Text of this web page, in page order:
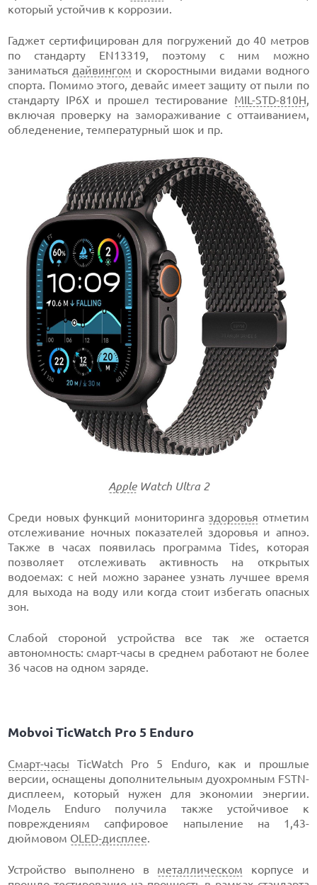
который устойчив к коррозии.
Гаджет сертифицирован для погружений до 40 метров
по стандарту EN13319, поэтому с ним можно
заниматься дайвингом и скоростными видами водного
спорта. Помимо этого, девайс имеет защиту от пыли по
стандарту IP6X и прошел тестирование MIL-STD-810H,
включая проверку на замораживание с оттаиванием,
обледенение, температурный шок и пр.
AppleWatch Ultra 2
Среди новых функций мониторинга здоровья отметим
отслеживание ночных показателей здоровья и апноэ.
Также в часах появилась программа Tides, которая
позволяет отслеживать активность на открытых
водоемах: с ней можно заранее узнать лучшее время
для выхода на воду или когда стоит избегать опасных
зон.
Слабой стороной устройства все так же остается
автономность: смарт-часы в среднем работают не более
36 часов на одном заряде.
Mobvoi TicWatch Pro 5 Enduro
Смарт-часы TicWatch Pro 5 Enduro, как и прошлые
версии, оснащены дополнительным дуохромным FSTN-
дисплеем, который нужен для экономии энергии.
Модель Enduro получила также устойчивое к
повреждениям сапфировое напыление на 1,43-
дюймовом OLED-дисплее.
Устройство выполнено в металлическом корпусе и